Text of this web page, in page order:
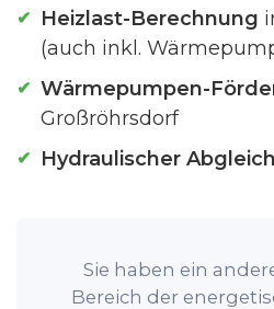
Heizlast-Berechnung
(auch inkl.
Wärmepumpen-
Großröhrsdorf
Hydraulischer Abgleich
Sie haben ein
Bereich der